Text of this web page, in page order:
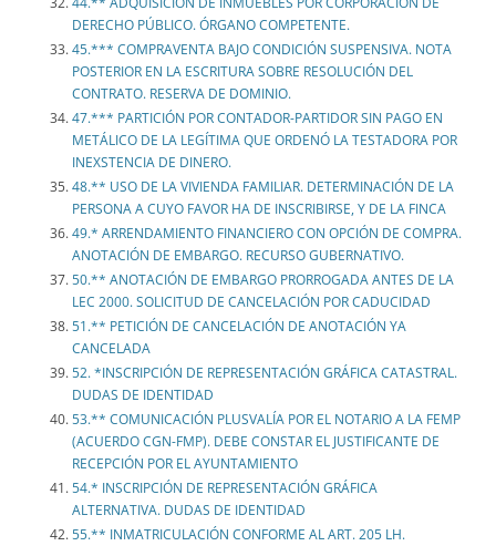
DERECHO PÚBLICO. ÓRGANO COMPETENTE.
45.*** COMPRAVENTA BAJO CONDICIÓN SUSPENSIVA. NOTA
POSTERIOR EN LA ESCRITURA SOBRE RESOLUCIÓN DEL
CONTRATO. RESERVA DE DOMINIO.
47.*** PARTICIÓN POR CONTADOR-PARTIDOR SIN PAGO EN
METÁLICO DE LA LEGÍTIMA QUE ORDENÓ LA TESTADORA POR
INEXSTENCIA DE DINERO.
48.** USO DE LA VIVIENDA FAMILIAR. DETERMINACIÓN DE LA
PERSONA A CUYO FAVOR HA DE INSCRIBIRSE, Y DE LA FINCA
49.* ARRENDAMIENTO FINANCIERO CON OPCIÓN DE COMPRA.
ANOTACIÓN DE EMBARGO. RECURSO GUBERNATIVO.
50.** ANOTACIÓN DE EMBARGO PRORROGADA ANTES DE LA
LEC 2000. SOLICITUD DE CANCELACIÓN POR CADUCIDAD
51.** PETICIÓN DE CANCELACIÓN DE ANOTACIÓN YA
CANCELADA
52. *INSCRIPCIÓN DE REPRESENTACIÓN GRÁFICA CATASTRAL.
DUDAS DE IDENTIDAD
53.** COMUNICACIÓN PLUSVALÍA POR EL NOTARIO A LA FEMP
(ACUERDO CGN-FMP). DEBE CONSTAR EL JUSTIFICANTE DE
RECEPCIÓN POR EL AYUNTAMIENTO
54.* INSCRIPCIÓN DE REPRESENTACIÓN GRÁFICA
ALTERNATIVA. DUDAS DE IDENTIDAD
55.** INMATRICULACIÓN CONFORME AL ART. 205 LH.